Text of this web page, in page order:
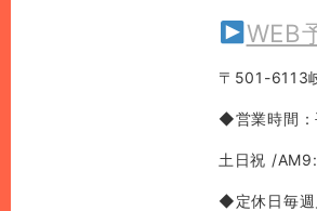
WEB
〒501-6113
◆営業時間
土日祝 /
◆定休日毎週